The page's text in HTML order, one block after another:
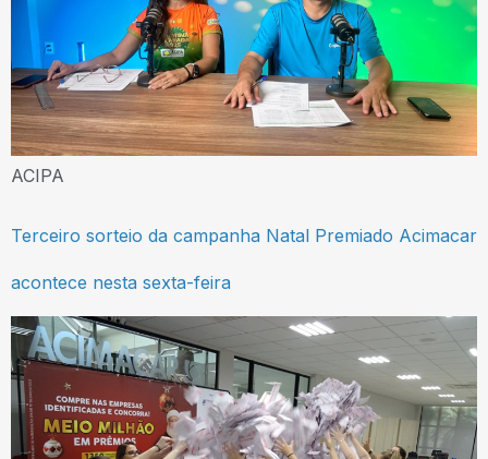
ACIPA
Terceiro sorteio da campanha Natal Premiado Acimacar
acontece nesta sexta-feira